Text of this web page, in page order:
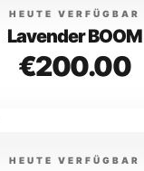
HEUTE VERFÜGBAR
Lavender BOOM
€200.00
HEUTE VERFÜGBAR